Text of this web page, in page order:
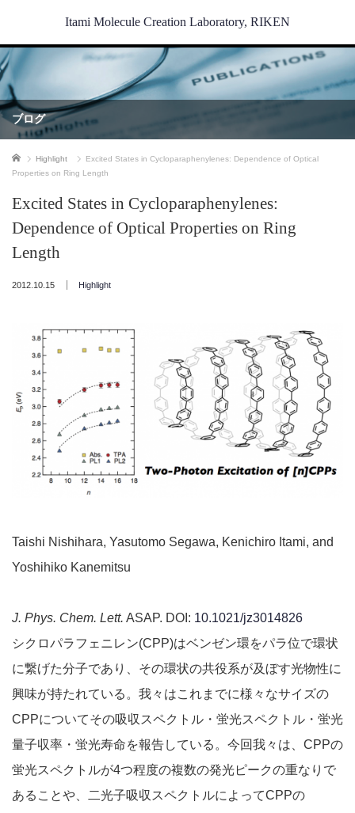
Itami Molecule Creation Laboratory, RIKEN
ブログ
ホーム Highlight
Excited States in Cycloparaphenylenes: Dependence of Optical
Properties on Ring Length
Excited States in Cycloparaphenylenes:
Dependence of Optical Properties on Ring
Length
2012.10.15 Highlight
Taishi Nishihara, Yasutomo Segawa, Kenichiro Itami, and
Yoshihiko Kanemitsu
J. Phys. Chem. Lett. ASAP. DOI: 10.1021/jz3014826
シクロパラフェニレン(CPP)はベンゼン環をパラ位で環状
に繋げた分子であり、その環状の共役系が及ぼす光物性に
興味が持たれている。我々はこれまでに様々なサイズの
CPPについてその吸収スペクトル・蛍光スペクトル・蛍光
量子収率・蛍光寿命を報告している。今回我々は、CPPの
蛍光スペクトルが4つ程度の複数の発光ピークの重なりで
あることや、二光子吸収スペクトルによってCPPの